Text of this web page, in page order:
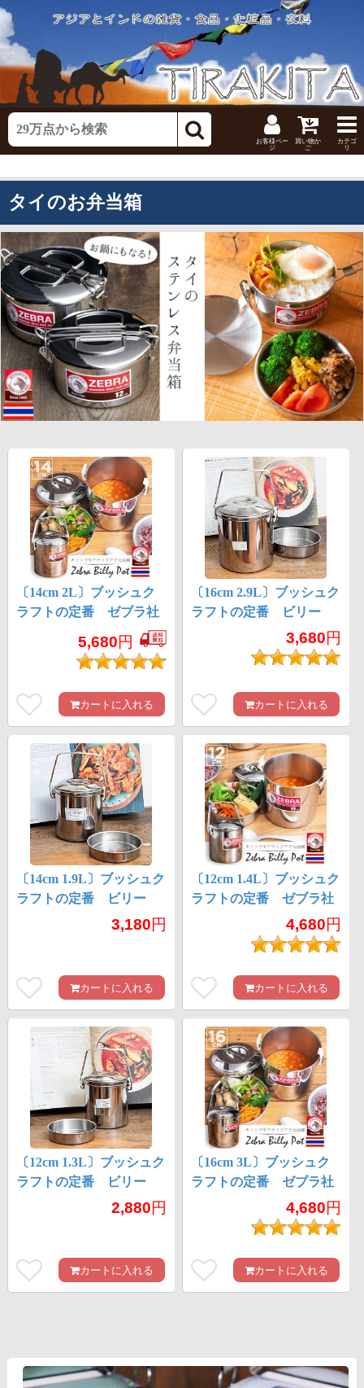
お客様ペー
ジ
買い物か
ご
カテゴ
リ
タイのお弁当箱
〔14cm 2L〕ブッシュク
ラフトの定番 ゼブラ社
のビリー缶・ビリーポッ
ト 焚き火とキャンプの
直火調理へ〔ステンレス
SUS304製〕
5,680円
カートに入れる
〔16cm 2.9L〕ブッシュク
ラフトの定番 ビリー
缶・ビリーポット リー
ズナブルなニワトリブラ
3,680円
カートに入れる
〔14cm 1.9L〕ブッシュク
ラフトの定番 ビリー
缶・ビリーポット リー
3,180円
カートに入れる
〔12cm 1.4L〕ブッシュク
ラフトの定番 ゼブラ社
のビリー缶・ビリーポッ
ト 焚き火とキャンプの
直火調理へ〔ステンレス
SUS304製〕
4,680円
カートに入れる
〔12cm 1.3L〕ブッシュク
ラフトの定番 ビリー
缶・ビリーポット リー
2,880円
カートに入れる
〔16cm 3L〕ブッシュク
ラフトの定番 ゼブラ社
のビリー缶・ビリーポッ
ト 焚き火とキャンプの
SUS304製〕
4,680円
カートに入れる